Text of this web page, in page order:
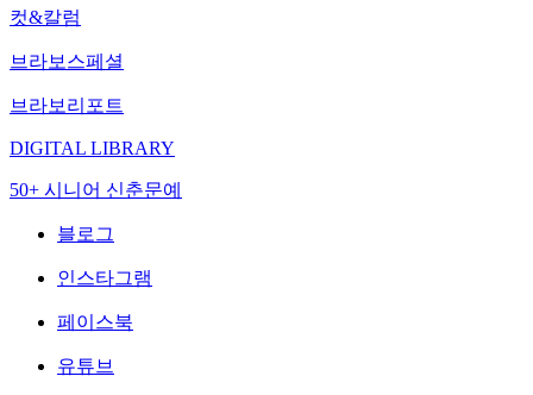
컷&칼럼
브라보스페셜
브라보리포트
DIGITAL LIBRARY
50+ 시니어 신춘문예
블로그
인스타그램
페이스북
유튜브